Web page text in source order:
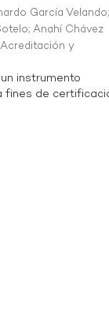
García Velando;
;Anahí Chávez
y
instrumento
fines de